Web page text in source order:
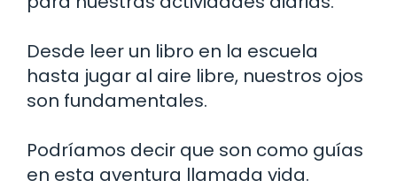
Desde leer un libro en la escuela
hasta jugar al aire libre, nuestros ojos
son fundamentales.
Podríamos decir que son como guías
en esta aventura llamada vida.